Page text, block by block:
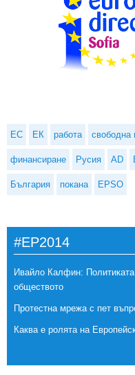
ЕС ЕК работа свободна
финансиране Русия AD
България покана EPSO
#EP2014
Ивайло Калфин:
обществото
Протестна мрежа с пет
Каква е ролята на